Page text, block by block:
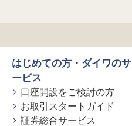
はじめての方・ダイワのサ
ービス
口座開設をご検討の方
お取引スタートガイド
証券総合サービス